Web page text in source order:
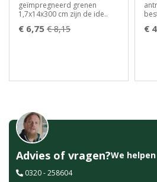
geïmpregneerd grenen
1,7x14x300 cm zijn de ide..
€ 6,75 € 8,15 €
Advies of vragen?We
0320 - 258604